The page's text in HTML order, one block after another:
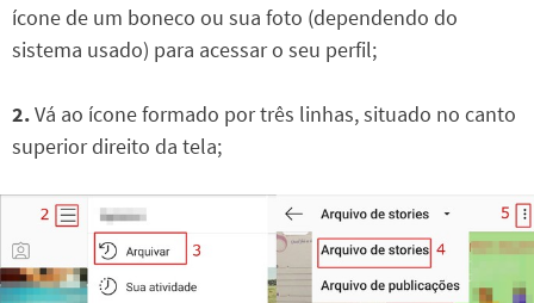
ícone de um boneco ou sua foto (dependendo do
sistema usado) para acessar o seu perfil;
2.Vá ao ícone formado por três linhas, situado no canto
superior direito da tela;